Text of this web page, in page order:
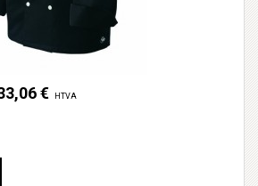
€ HTVA